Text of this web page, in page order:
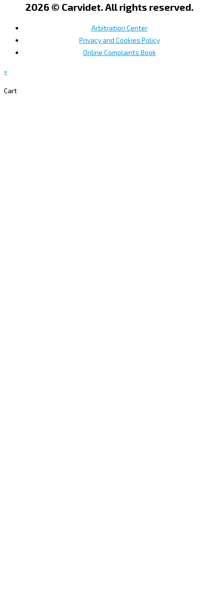
2026 © Carvidet. All rights reserved.
Arbitration Center
Privacy and Cookies Policy
Online Complaints Book
×
Cart